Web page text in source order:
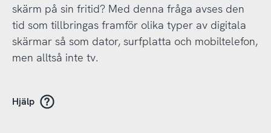
skärm på sin fritid? Med denna fråga avses den
tid som tillbringas framför olika typer av digitala
skärmar så som dator, surfplatta och mobiltelefon,
men alltså inte tv.
Hjälp